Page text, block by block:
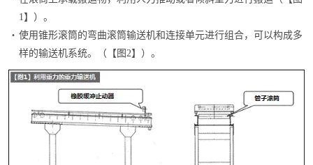
1】）。
・ 使用锥形滚筒的弯曲滚筒输送机和连接单元进行组合，可以构成多
样的输送机系统。
（【 图2】）。